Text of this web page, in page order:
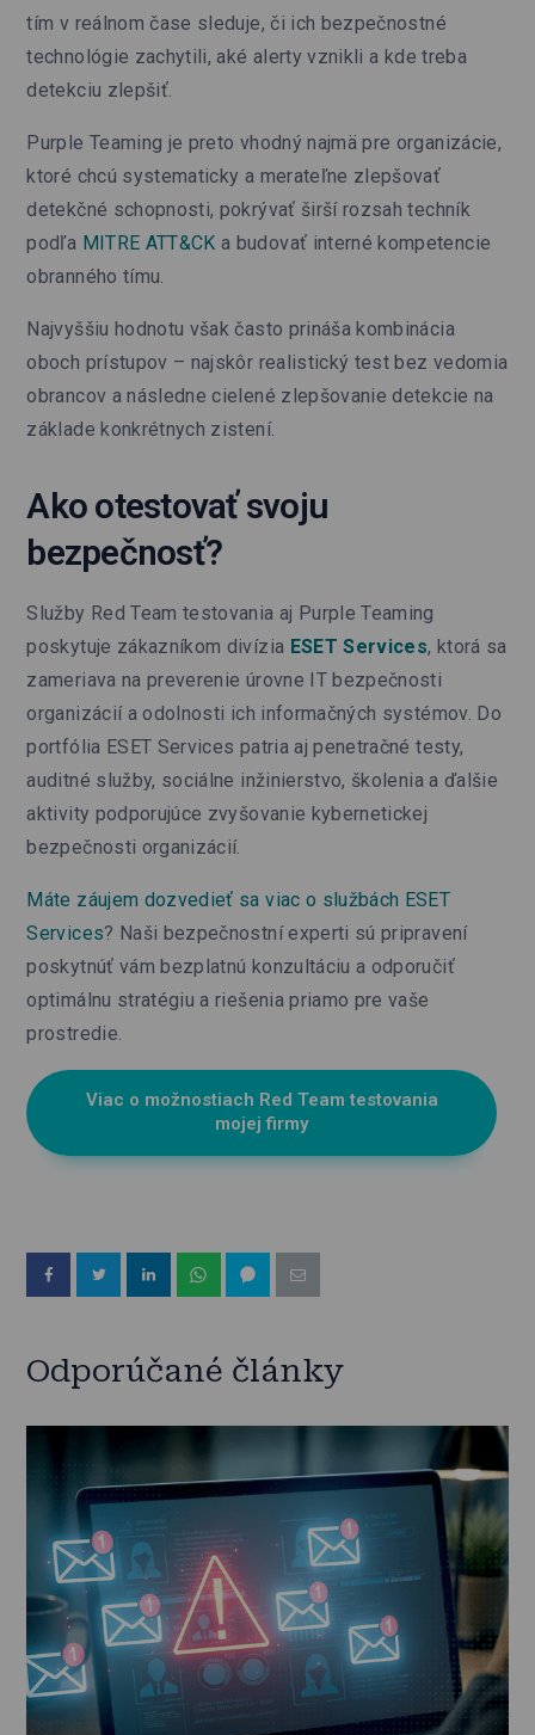
tím v reálnom čase sleduje, či ich bezpečnostné
technológie zachytili, aké alerty vznikli a kde treba
detekciu zlepšiť.
Purple Teaming je preto vhodný najmä pre organizácie,
ktoré chcú systematicky a merateľne zlepšovať
detekčné schopnosti, pokrývať širší rozsah techník
podľa MITRE ATT&CK a budovať interné kompetencie
obranného tímu.
Najvyššiu hodnotu však často prináša kombinácia
oboch prístupov – najskôr realistický test bez vedomia
obrancov a následne cielené zlepšovanie detekcie na
základe konkrétnych zistení.
Ako otestovať svoju
bezpečnosť?
Služby Red Team testovania aj Purple Teaming
poskytuje zákazníkom divízia ESET Services, ktorá sa
zameriava na preverenie úrovne IT bezpečnosti
organizácií a odolnosti ich informačných systémov. Do
portfólia ESET Services patria aj penetračné testy,
auditné služby, sociálne inžinierstvo, školenia a ďalšie
aktivity podporujúce zvyšovanie kybernetickej
bezpečnosti organizácií.
Máte záujem dozvedieť sa viac o službách ESET
Services? Naši bezpečnostní experti sú pripravení
poskytnúť vám bezplatnú konzultáciu a odporučiť
optimálnu stratégiu a riešenia priamo pre vaše
prostredie.
Viac o možnostiach Red Team testovania
mojej firmy
Odporúčané články